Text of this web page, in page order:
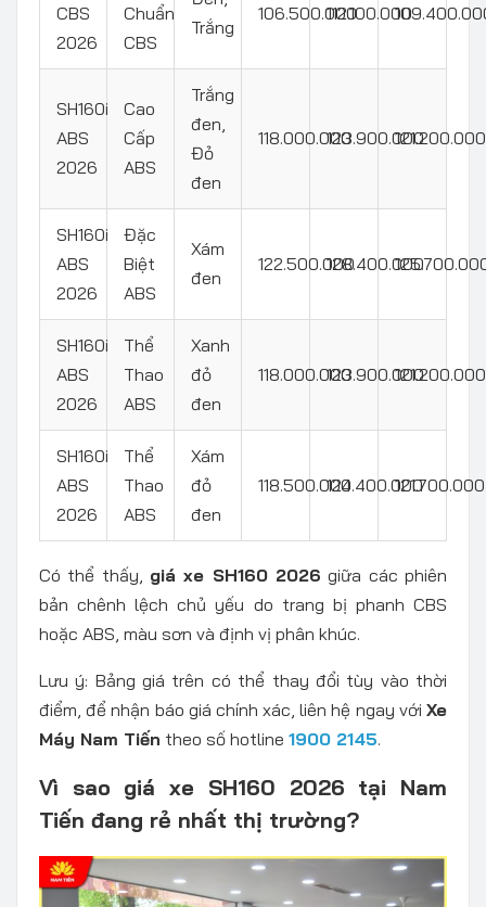
CBS
2026
Chuẩn
CBS
Trắng
106.500.000112.100.000
SH160i
ABS
2026
Cao
Cấp
ABS
Trắng
đen,
Đỏ
đen
118.000.000123.900.000121.200.000
SH160i
ABS
2026
Đặc
Biệt
ABS
Xám
đen
122.500.000128.400.000
SH160i
ABS
2026
Thể
Thao
ABS
Xanh
đỏ
đen
118.000.000123.900.000121.200.000
SH160i
ABS
2026
Thể
Thao
ABS
Xám
đỏ
đen
118.500.000124.400.000121.700.000
Có thể thấy, giá xe SH160 2026 giữa các phiên
bản chênh lệch chủ yếu do trang bị phanh CBS
hoặc ABS, màu sơn và định vị phân khúc.
Lưu ý: Bảng giá trên có thể thay đổi tùy vào thời
điểm, để nhận báo giá chính xác, liên hệ ngay với Xe
Máy Nam Tiến theo số hotline 1900 2145.
Vì sao giá xe SH160 2026 tại Nam
Tiến đang rẻ nhất thị trường?